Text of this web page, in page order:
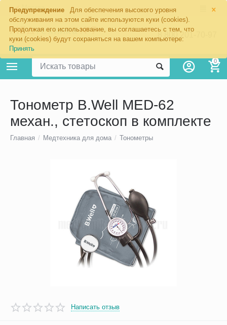
×
Предупреждение
Для обеспечения высокого уровня
обслуживания на этом сайте используются куки (cookies).
Продолжая его использование, вы соглашаетесь с тем, что
куки (cookies) будут сохраняться на вашем компьютере:
Принять
Москва
8 800 201-70-97
0
Тонометр B.Well MED-62
механ., стетоскоп в комплекте
Главная / Медтехника для дома / Тонометры
Написать отзыв